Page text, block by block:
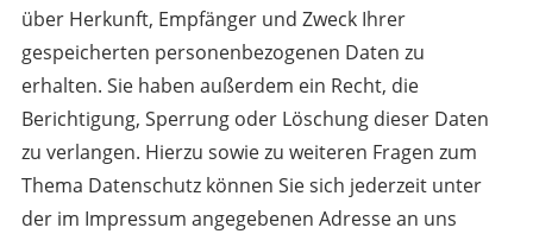
über Herkunft, Empfänger und Zweck Ihrer
gespeicherten personenbezogenen Daten zu
erhalten. Sie haben außerdem ein Recht, die
Berichtigung, Sperrung oder Löschung dieser Daten
zu verlangen. Hierzu sowie zu weiteren Fragen zum
Thema Datenschutz können Sie sich jederzeit unter
der im Impressum angegebenen Adresse an uns